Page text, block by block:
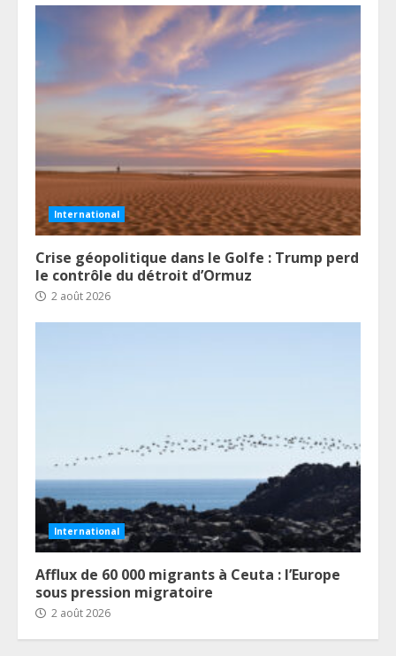
International
Crise géopolitique dans le Golfe : Trump perd
le contrôle du détroit d’Ormuz
2 août 2026
International
Afflux de 60 000 migrants à Ceuta : l’Europe
sous pression migratoire
2 août 2026